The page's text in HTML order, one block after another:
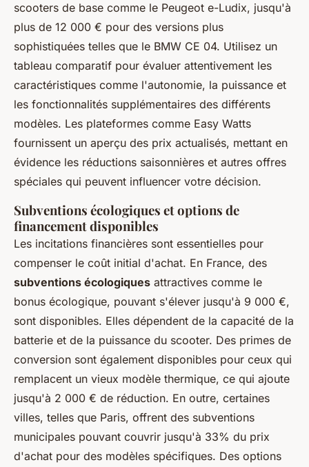
scooters de base comme le Peugeot e-Ludix, jusqu'à
plus de 12 000 € pour des versions plus
sophistiquées telles que le BMW CE 04. Utilisez un
tableau comparatif pour évaluer attentivement les
caractéristiques comme l'autonomie, la puissance et
les fonctionnalités supplémentaires des différents
modèles. Les plateformes comme Easy Watts
fournissent un aperçu des prix actualisés, mettant en
évidence les réductions saisonnières et autres offres
spéciales qui peuvent influencer votre décision.
Subventions écologiques et options de
financement disponibles
Les incitations financières sont essentielles pour
compenser le coût initial d'achat. En France, des
subventions écologiques attractives comme le
bonus écologique, pouvant s'élever jusqu'à 9 000 €,
sont disponibles. Elles dépendent de la capacité de la
batterie et de la puissance du scooter. Des primes de
conversion sont également disponibles pour ceux qui
remplacent un vieux modèle thermique, ce qui ajoute
jusqu'à 2 000 € de réduction. En outre, certaines
villes, telles que Paris, offrent des subventions
municipales pouvant couvrir jusqu'à 33% du prix
d'achat pour des modèles spécifiques. Des options